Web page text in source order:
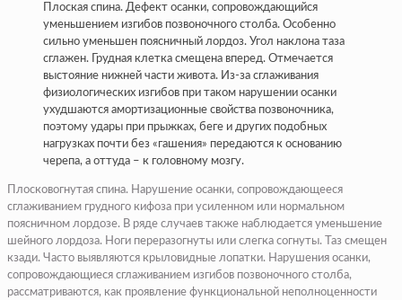
Плоская спина. Дефект осанки, сопровождающийся
уменьшением изгибов позвоночного столба. Особенно
сильно уменьшен поясничный лордоз. Угол наклона таза
сглажен. Грудная клетка смещена вперед. Отмечается
выстояние нижней части живота. Из-за сглаживания
физиологических изгибов при таком нарушении осанки
ухудшаются амортизационные свойства позвоночника,
поэтому удары при прыжках, беге и других подобных
нагрузках почти без «гашения» передаются к основанию
черепа, а оттуда – к головному мозгу.
Плосковогнутая спина. Нарушение осанки, сопровождающееся
сглаживанием грудного кифоза при усиленном или нормальном
поясничном лордозе. В ряде случаев также наблюдается уменьшение
шейного лордоза. Ноги переразогнуты или слегка согнуты. Таз смещен
кзади. Часто выявляются крыловидные лопатки. Нарушения осанки,
сопровождающиеся сглаживанием изгибов позвоночного столба,
рассматриваются, как проявление функциональной неполноценности